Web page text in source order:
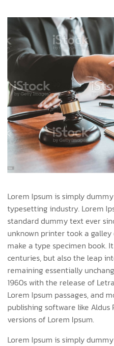
Lorem Ipsum is simply
typesetting industry. Lorem
standard dummy text ever
unknown printer took a
make a type specimen book.
centuries, but also the leap
remaining essentially
1960s with the release of
Lorem Ipsum passages, and
publishing software like Aldus
versions of Lorem Ipsum.
Lorem Ipsum is simply